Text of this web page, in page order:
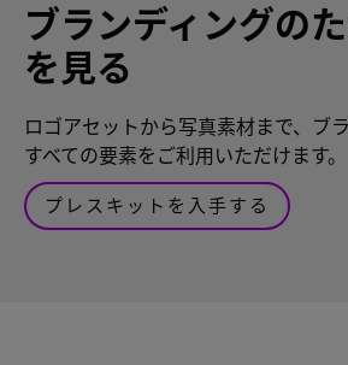
ブランディングの
を見る
ロゴアセットから写真素材まで、ブ
すべての要素をご利用いただけます。
プレスキットを入手する